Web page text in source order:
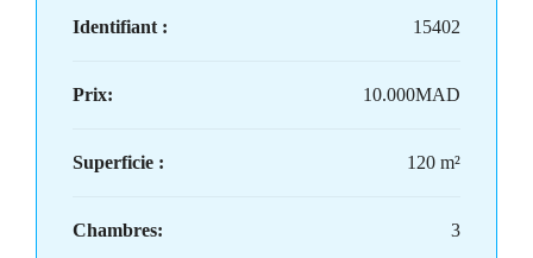
Identifiant : 15402
Prix: 10.000MAD
Superficie : 120 m²
Chambres: 3